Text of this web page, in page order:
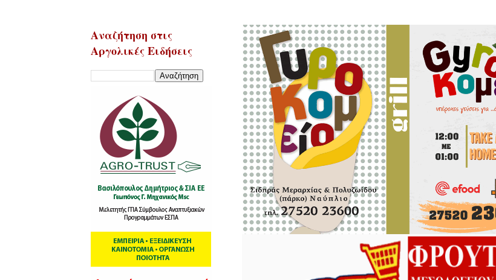
Αναζήτηση στις
Αργολικές Ειδήσεις